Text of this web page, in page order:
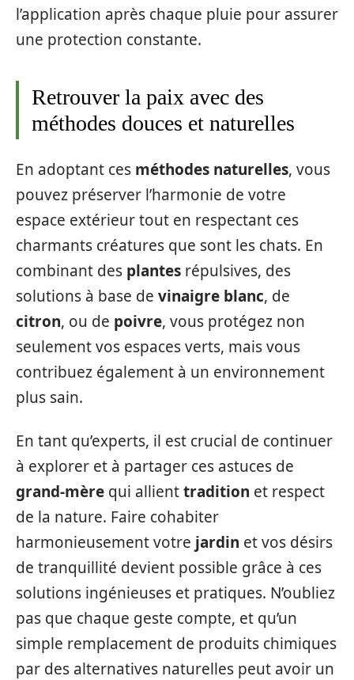
l’application après chaque pluie pour assurer
une protection constante.
Retrouver la paix avec des
méthodes douces et naturelles
En adoptant ces méthodes naturelles, vous
pouvez préserver l’harmonie de votre
espace extérieur tout en respectant ces
charmants créatures que sont les chats. En
combinant des plantes répulsives, des
solutions à base de vinaigre blanc, de
citron, ou de poivre, vous protégez non
seulement vos espaces verts, mais vous
contribuez également à un environnement
plus sain.
En tant qu’experts, il est crucial de continuer
à explorer et à partager ces astuces de
grand-mère qui allienttradition et respect
de la nature. Faire cohabiter
harmonieusement votre jardin et vos désirs
de tranquillité devient possible grâce à ces
solutions ingénieuses et pratiques. N’oubliez
pas que chaque geste compte, et qu’un
simple remplacement de produits chimiques
par des alternatives naturelles peut avoir un